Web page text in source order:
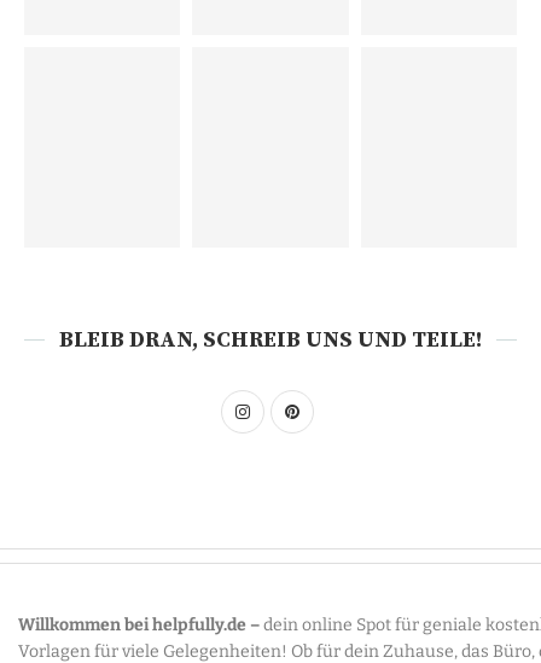
BLEIB DRAN, SCHREIB UNS UND TEILE!
Willkommen bei helpfully.de –dein online Spot für geniale
Vorlagen für viele Gelegenheiten! Ob für dein Zuhause, das Büro,